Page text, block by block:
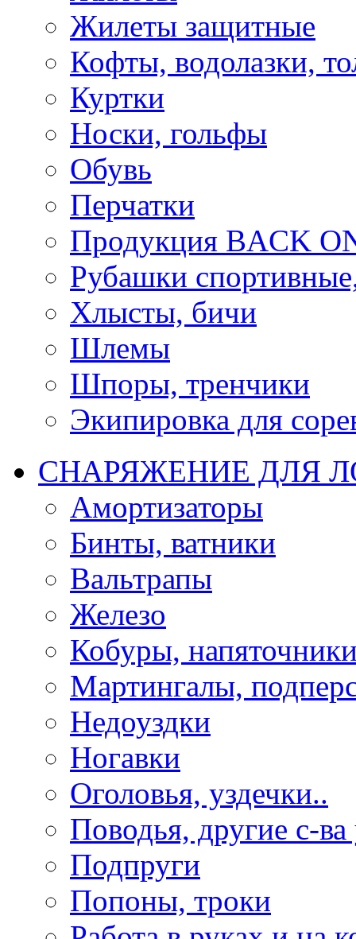
Жилеты защитные
Кофты, водолазки,
Куртки
Носки, гольфы
Обувь
Перчатки
Продукция BACK
Рубашки
Хлысты, бичи
Шлемы
Шпоры, тренчики
Экипировка для
СНАРЯЖЕНИЕ ДЛЯ
Амортизаторы
Бинты, ватники
Вальтрапы
Железо
Кобуры,
Мартингалы,
Недоуздки
Ногавки
Оголовья, уздечки..
Поводья, другие с-
Подпруги
Попоны, троки